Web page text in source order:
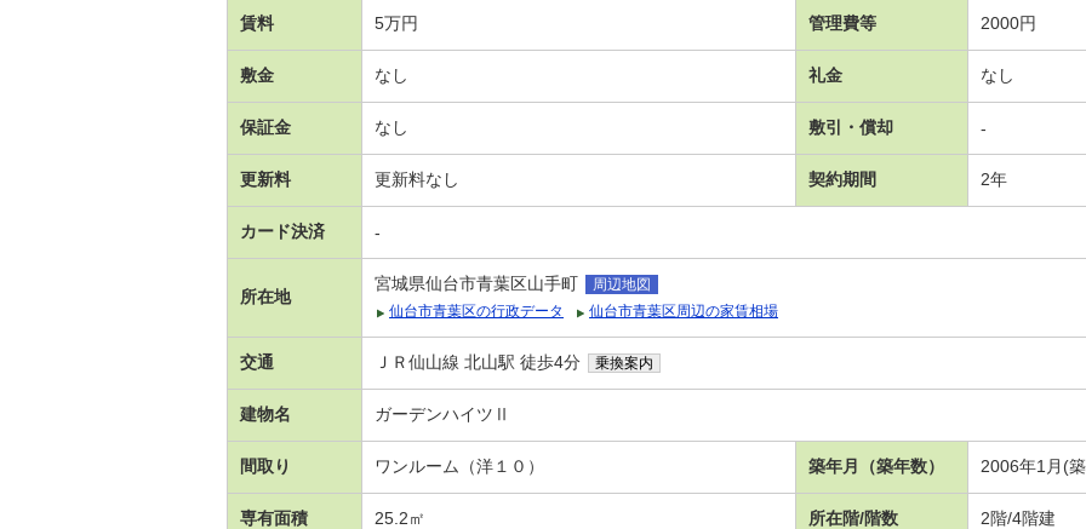
賃料 5万円 管理費等 2000円
敷金 なし 礼金 なし
保証金 なし 敷引・償却 -
更新料 更新料なし 契約期間 2年
カード決済 -
所在地
宮城県仙台市青葉区山手町
周辺地図
仙台市青葉区の行政データ
仙台市青葉区周辺の家賃相場
交通 ＪＲ仙山線 北山駅 徒歩4分 乗換案内
建物名 ガーデンハイツⅡ
間取り ワンルーム（洋１０） 築年月（築年数） 2006年1月(
専有面積 25.2㎡ 所在階/階数 2階/4階建